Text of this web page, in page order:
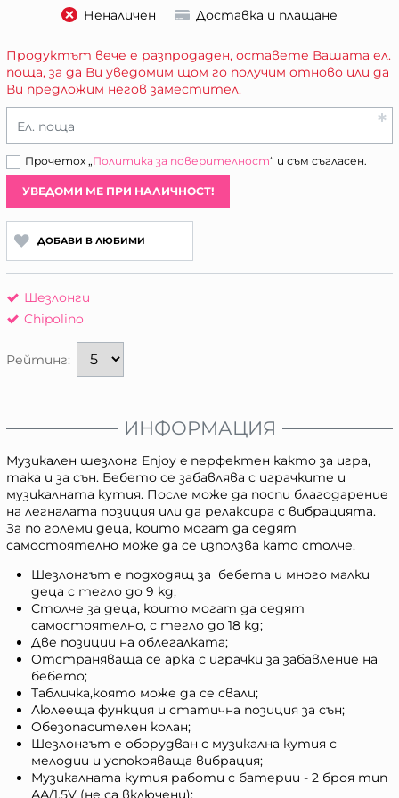
Неналичен Доставка и плащане
Продуктът вече е разпродаден, оставете Вашата ел.
поща, за да Ви уведомим щом го получим отново или да
Ви предложим негов заместител.
Ел. поща
Прочетох „Политика за поверителност“ и съм съгласен.
УВЕДОМИ МЕ ПРИ НАЛИЧНОСТ!
ДОБАВИ В ЛЮБИМИ
Шезлонги
Chipolino
Рейтинг:
ИНФОРМАЦИЯ
Музикален шезлонг Enjoy e перфектен както за игра,
така и за сън. Бебето се забавлява с играчките и
музикалната кутия. После може да поспи благодарение
на легналата позиция или да релаксира с вибрацията.
За по големи деца, които могат да седят
самостоятелно може да се използва като столче.
Шезлонгът е подходящ за бебета и много малки
деца с тегло до 9 kg;
Столче за деца, които могат да седят
самостоятелно, с тегло до 18 kg;
Две позиции на облегалката;
Отстраняваща се арка с играчки за забавление на
бебето;
Табличка,която може да се свали;
Люлееща функция и статична позиция за сън;
Обезопасителен колан;
Шезлонгът е оборудван с музикална кутия с
мелодии и успокояваща вибрация;
Музикалната кутия работи с батерии - 2 броя тип